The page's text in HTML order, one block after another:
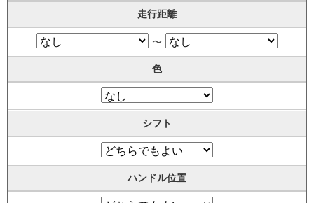
走行距離
〜
色
シフト
ハンドル位置